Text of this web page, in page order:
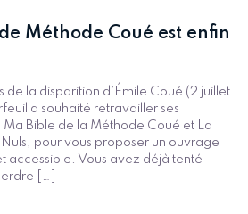
Méthode Coué est enfin
de la disparition d’Émile Coué (2 juillet
a souhaité retravailler ses
Bible de la Méthode Coué et La
pour vous proposer un ouvrage
accessible. Vous avez déjà tenté
[…]